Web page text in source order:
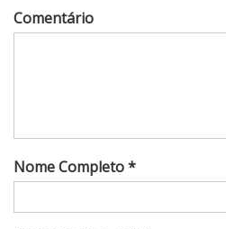
Comentário
Nome Completo *